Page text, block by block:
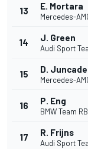
13 E. Mortara
Mercedes-
14 J. Green
Audi Sport
15 D.
Mercedes-
16 P. Eng
BMW Team
17 R. Frijns
Audi Sport